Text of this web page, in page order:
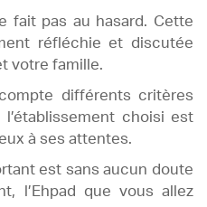
fait pas au hasard. Cette
réfléchie et discutée
votre famille.
différents critères
choisi est
à ses attentes.
est sans aucun doute
l’Ehpad que vous allez